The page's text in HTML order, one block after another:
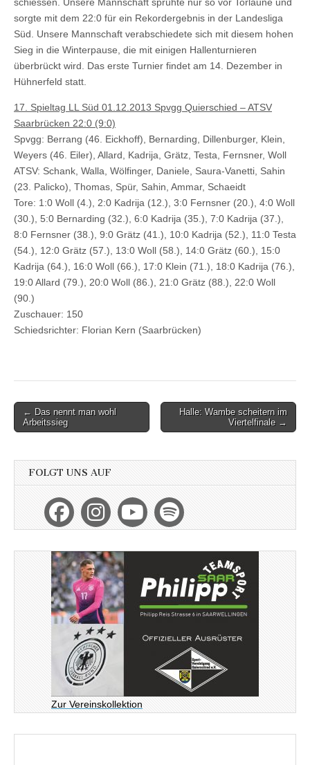
schiessen. Unsere Mannschaft sprühte nur so vor Torlaune und
sorgte mit dem 22:0 für ein Rekordergebnis in der Landesliga
Süd. Unsere Mannschaft verabschiedete sich mit diesem hohen
Sieg in die Winterpause, die mit einigen Hallenturnieren
überbrückt wird. Das erste Turnier findet am 14. Dezember in
Hühnerfeld statt.
17. Spieltag LL Süd 01.12.2013 Spvgg Quierschied – ATSV
Saarbrücken 22:0 (9:0)
Spvgg: Berrang (46. Eickhoff), Bernarding, Dillenburger, Klein,
Weyers (46. Eiler), Allard, Kadrija, Grätz, Testa, Fernsner, Woll
ATSV: Schank, Walla, Wölfinger, Daniele, Saura-Vanetti, Sahin
(23. Palicko), Thomas, Spür, Sahin, Ammar, Schaeidt
Tore: 1:0 Woll (4.), 2:0 Kadrija (12.), 3:0 Fernsner (20.), 4:0 Woll
(30.), 5:0 Bernarding (32.), 6:0 Kadrija (35.), 7:0 Kadrija (37.),
8:0 Fernsner (38.), 9:0 Grätz (41.), 10:0 Kadrija (52.), 11:0 Testa
(54.), 12:0 Grätz (57.), 13:0 Woll (58.), 14:0 Grätz (60.), 15:0
Kadrija (64.), 16:0 Woll (66.), 17:0 Klein (71.), 18:0 Kadrija (76.),
19:0 Allard (79.), 20:0 Woll (86.), 21:0 Grätz (88.), 22:0 Woll
(90.)
Zuschauer: 150
Schiedsrichter: Florian Kern (Saarbrücken)
Post
navigation
← Das nennt man wohl
Arbeitssieg
Halle: Wambe scheitern im
Viertelfinale →
FOLGT UNS AUF
Zur Vereinskollektion